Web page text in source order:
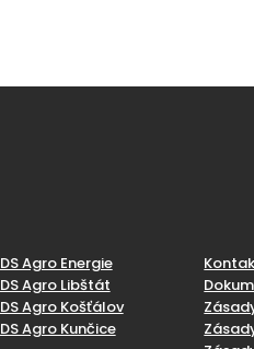
DS Agro Energie
DS Agro Libštát
DS Agro Košťálov
DS Agro Kunčice